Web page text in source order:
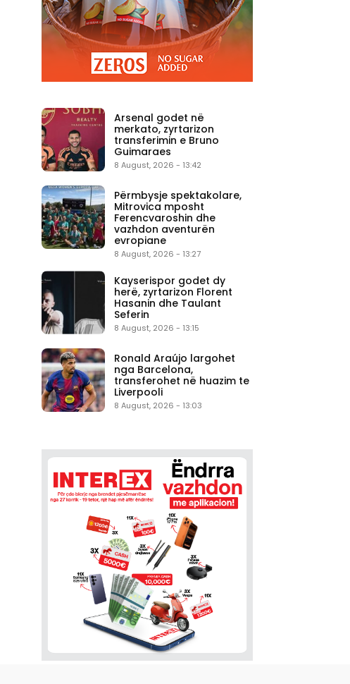
Arsenal godet në
merkato, zyrtarizon
transferimin e Bruno
Guimaraes
8 August, 2026 - 13:42
Përmbysje spektakolare,
Mitrovica mposht
Ferencvaroshin dhe
vazhdon aventurën
evropiane
8 August, 2026 - 13:27
Kayserispor godet dy
herë, zyrtarizon Florent
Hasanin dhe Taulant
Seferin
8 August, 2026 - 13:15
Ronald Araújo largohet
nga Barcelona,
transferohet në huazim te
Liverpooli
8 August, 2026 - 13:03